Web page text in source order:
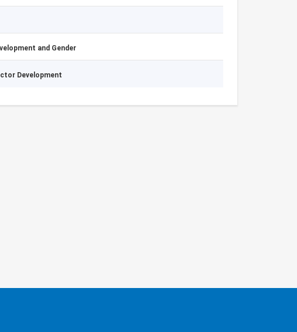
and Gender
Development